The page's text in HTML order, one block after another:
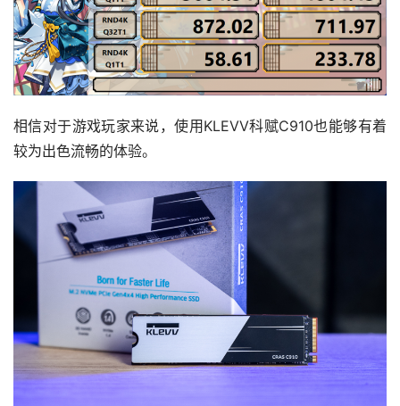
相信对于游戏玩家来说，使用KLEVV科赋C910也能够有着
较为出色流畅的体验。